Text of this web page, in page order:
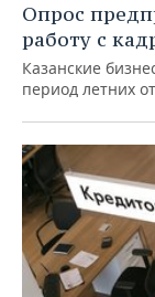
Опрос
работу с
Казанские
период летних